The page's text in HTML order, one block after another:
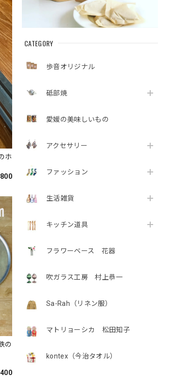
CATEGORY
歩音オリジナル
砥部焼
愛媛の美味しいもの
アクセサリー
ファッション
生活雑貨
キッチン道具
フラワーベース 花器
吹ガラス工房 村上恭一
Sa-Rah（リネン服）
マトリョーシカ 松田知子
kontex（今治タオル）
ホ
の